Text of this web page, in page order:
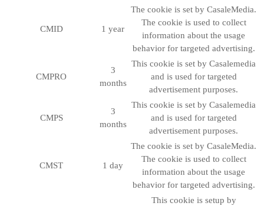
CMID 1 year
The cookie is set by CasaleMedia.
The cookie is used to collect
information about the usage
behavior for targeted advertising.
CMPRO
3
months
This cookie is set by Casalemedia
and is used for targeted
advertisement purposes.
CMPS
3
months
This cookie is set by Casalemedia
and is used for targeted
advertisement purposes.
CMST 1 day
The cookie is set by CasaleMedia.
The cookie is used to collect
information about the usage
behavior for targeted advertising.
This cookie is setup by